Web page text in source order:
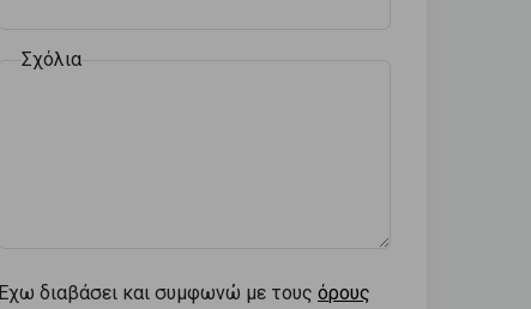
Σχόλια
Έχω διαβάσει και συμφωνώ με τους όρους